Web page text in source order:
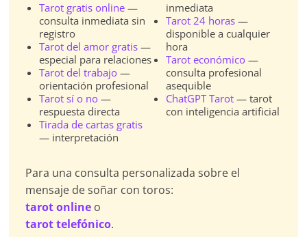
Tarot gratis online —
consulta inmediata sin
registro
Tarot del amor gratis —
especial para relaciones
Tarot del trabajo —
orientación profesional
Tarot sí o no —
respuesta directa
Tirada de cartas gratis
— interpretación
inmediata
Tarot 24 horas—
disponible a cualquier
hora
Tarot económico—
consulta profesional
asequible
ChatGPT Tarot— tarot
con inteligencia artificial
Para una consulta personalizada sobre el
mensaje de soñar con toros:
tarot online o
tarot telefónico.